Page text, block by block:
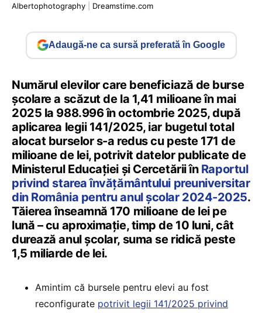
Albertophotography
Dreamstime.com
Adaugă-ne ca sursă preferată în Google
Numărul elevilor care beneficiază de burse
școlare a scăzut de la 1,41 milioane în mai
2025 la 988.996 în octombrie 2025, după
aplicarea legii 141/2025, iar bugetul total
alocat burselor s-a redus cu peste 171 de
milioane de lei, potrivit datelor publicate de
Ministerul Educației și Cercetării în Raportul
privind starea învățământului preuniversitar
din România pentru anul școlar 2024-2025.
Tăierea înseamnă 170 milioane de lei pe
lună – cu aproximație, timp de 10 luni, cât
durează anul școlar, suma se ridică peste
1,5 miliarde de lei.
Amintim că bursele pentru elevi au fost
reconfigurate potrivit legii 141/2025 privind